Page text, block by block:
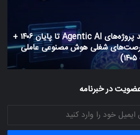
هشدار نابودی ۴۰ درصد پروژه‌های Agentic AI تا پایان ۱۴۰۶ +
فرصت‌های شغلی هوش مصنوعی عاملی
در خبرنامه